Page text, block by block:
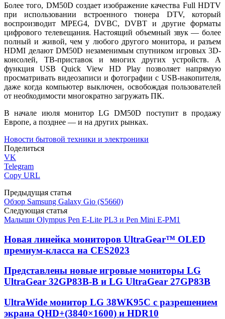
Более того, DM50D создает изображение качества Full HDTV
при использовании встроенного тюнера DTV, который
воспроизводит MPEG4, DVBC, DVBT и другие форматы
цифрового телевещания. Настоящий объемный звук ― более
полный и живой, чем у любого другого монитора, и разъем
HDMI делают DM50D незаменимым спутником игровых 3D-
консолей, ТВ-приставок и многих других устройств. А
функция USB Quick View HD Play позволяет напрямую
просматривать видеозаписи и фотографии с USB-накопителя,
даже когда компьютер выключен, освобождая пользователей
от необходимости многократно загружать ПК.
В начале июля монитор LG DM50D поступит в продажу
Европе, а позднее ― и на других рынках.
Новости бытовой техники и электроники
Поделиться
VK
Telegram
Copy URL
Предыдущая статья
Обзор Samsung Galaxy Gio (S5660)
Следующая статья
Малыши Olympus Pen E-Lite PL3 и Pen Mini E-PM1
Новая линейка мониторов UltraGear™ OLED
премиум-класса на CES2023
Представлены новые игровые мониторы LG
UltraGear 32GP83B-B и LG UltraGear 27GP83B
UltraWide монитор LG 38WK95C c разрешением
экрана QHD+(3840×1600) и HDR10